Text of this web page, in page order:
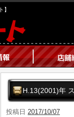
】
H.13(2001)年
投稿日 2017/10/07